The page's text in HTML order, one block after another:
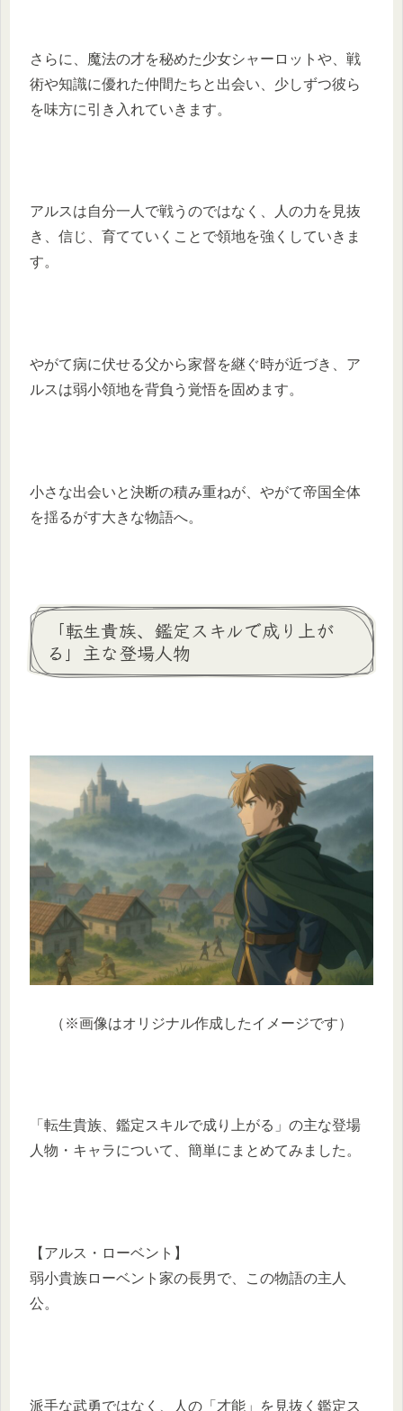
さらに、魔法の才を秘めた少女シャーロットや、戦
術や知識に優れた仲間たちと出会い、少しずつ彼ら
を味方に引き入れていきます。
アルスは自分一人で戦うのではなく、人の力を見抜
き、信じ、育てていくことで領地を強くしていきま
す。
やがて病に伏せる父から家督を継ぐ時が近づき、ア
ルスは弱小領地を背負う覚悟を固めます。
小さな出会いと決断の積み重ねが、やがて帝国全体
を揺るがす大きな物語へ。
「転生貴族、鑑定スキルで成り上が
る」主な登場人物
（※画像はオリジナル作成したイメージです）
「転生貴族、鑑定スキルで成り上がる」の主な登場
人物・キャラについて、簡単にまとめてみました。
【アルス・ローベント】
弱小貴族ローベント家の長男で、この物語の主人
公。
派手な武勇ではなく、人の「才能」を見抜く鑑定ス